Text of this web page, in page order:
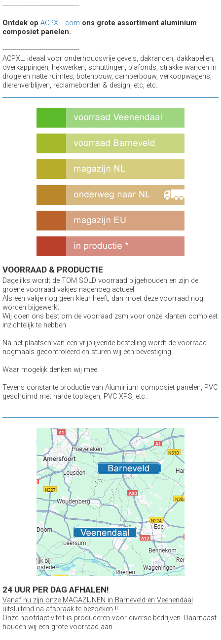
---------------------------------------
Ontdek op ACPXL .com ons grote assortiment aluminium
composiet panelen.
---------------------------------------
ACPXL: ideaal voor onderhoudsvrije gevels, dakranden, dakkapellen,
overkappingen, hekwerken, schuttingen, plafonds, strakke wanden in
droge en natte ruimtes, botenbouw, camperbouw, verkoopwagens,
dierenverblijven, reclameborden & design, etc, etc..
VOORRAAD & PRODUCTIE
Dagelijks wordt de TOM SOLD voorraad bijgehouden en zijn de
groene voorraad vakjes nagenoeg actueel.
Als een vakje nog geen kleur heeft, dan moet deze voorraad nog
worden bijgewerkt.
Wij doen ons best om de voorraad zsm voor onze klanten compleet
inzichtelijk te hebben.
Na het plaatsen van een vrijblijvende bestelling wordt de voorraad
nogmaals gecontroleerd en sturen wij een bevestiging.
Waar mogelijk denken wij mee.
Tevens constante productie van Aluminium composiet panelen, PVC
geschuimd met harde toplagen, PVC XPS, etc..
24 UUR PER DAG AFHALEN!
Vanaf nu zijn onze MAGAZIJNEN in Barneveld en Veenendaal
uitsluitend na afspraak te bezoeken !!
Onze hoofdactiviteit is produceren voor diverse bedrijven. Daarnaast
houden wij een grote voorraad aan.